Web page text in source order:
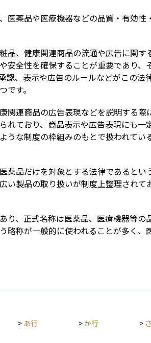
医薬品や医療機器などの品質・有効
品、健康関連商品の流通や広告に関
安全性を確保することが重要であり
認、表示や広告のルールなどがこの
す。
関連商品の広告表現などを説明する
れており、商品表示や広告表現にも
うな制度の枠組みのもとで扱われて
薬品だけを対象とする法律であると
い製品の取り扱いが制度上整理され
り、正式名称は医薬品、医療機器等
略称が一般的に使われることが多く
> あ行 >か行 >